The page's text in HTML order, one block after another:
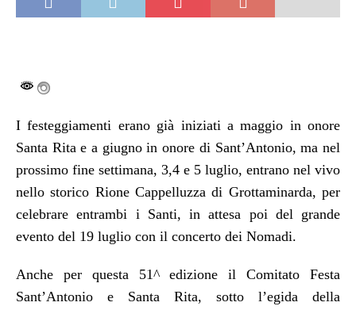
I festeggiamenti erano già iniziati a maggio in onore
Santa Rita e a giugno in onore di Sant’Antonio, ma nel
prossimo fine settimana, 3,4 e 5 luglio, entrano nel vivo
nello storico Rione Cappelluzza di Grottaminarda, per
celebrare entrambi i Santi, in attesa poi del grande
evento del 19 luglio con il concerto dei Nomadi.
Anche per questa 51^ edizione il Comitato Festa
Sant’Antonio e Santa Rita, sotto l’egida della